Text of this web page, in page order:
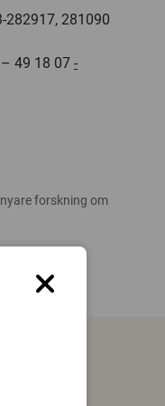
282917, 281090
49 18 07 -
forskning om